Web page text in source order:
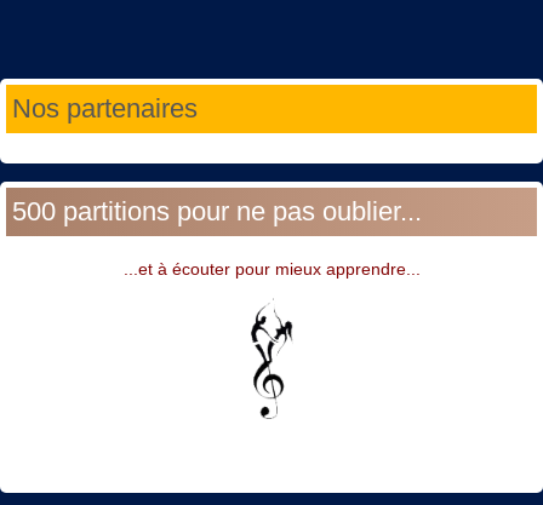
Nos partenaires
500 partitions pour ne pas oublier...
...et à écouter pour mieux apprendre...
Année
précédente
Mois
précédent
Année
suivante
Mois
suivant